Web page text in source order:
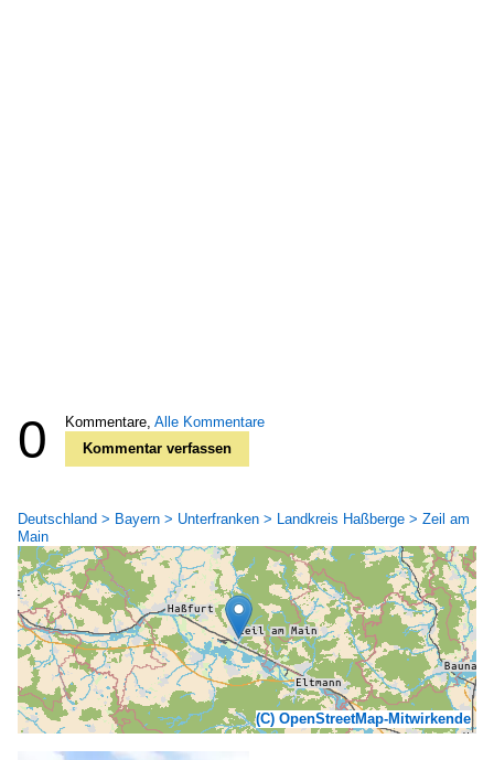
0 Kommentare, Alle Kommentare
Kommentar verfassen
Deutschland > Bayern > Unterfranken > Landkreis Haßberge > Zeil am
Main
(C) OpenStreetMap-Mitwirkende